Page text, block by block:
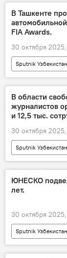
В Ташкенте
FIA Awards.
30 октября
Sputnik Узбекистан
В области
журналистов
и 12,5 тыс.
30 октября
Sputnik Узбекистан
ЮНЕСКО
лет.
30 октября 2025,
Sputnik Узбекистан